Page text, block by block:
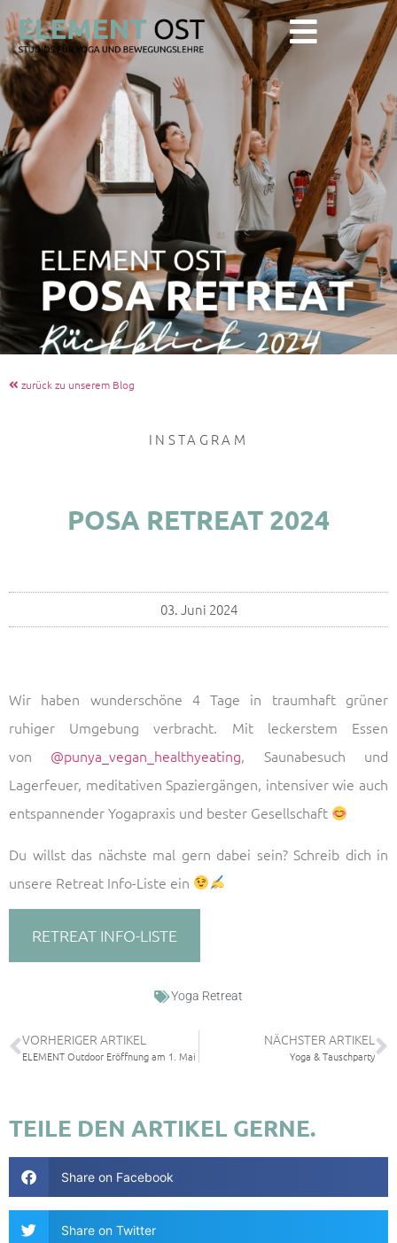
zurück zu unserem Blog
INSTAGRAM
POSA RETREAT 2024
03. Juni 2024
Wir haben wunderschöne 4 Tage in traumhaft grüner
ruhiger Umgebung verbracht. Mit leckerstem Essen
von @punya_vegan_healthyeating, Saunabesuch und
Lagerfeuer, meditativen Spaziergängen, intensiver wie auch
entspannender Yogapraxis und bester Gesellschaft
Du willst das nächste mal gern dabei sein? Schreib dich in
unsere Retreat Info-Liste ein
RETREAT INFO-LISTE
Yoga Retreat
VORHERIGER ARTIKEL
ELEMENT Outdoor Eröffnung am 1. Mai
NÄCHSTER ARTIKEL
Yoga & Tauschparty
TEILE DEN ARTIKEL GERNE.
Share on Facebook
Share on Twitter